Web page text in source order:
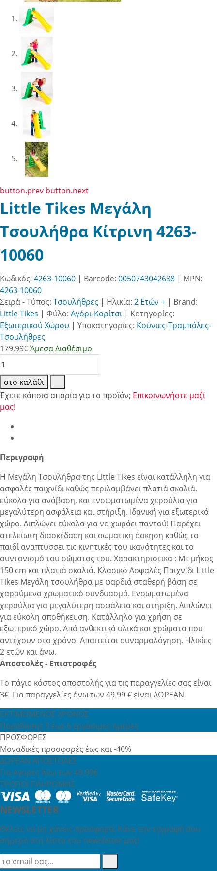
button.prev button.next
Little Tikes Μεγάλη
Τσουλήθρα Κίτρινη 4263-
10060
Κωδικός: 4263-10060 | Barcode: 0050743042638 | MPN:
4263-10060
Σειρά - Τύπος: Τσουλήθρες | Ηλικία: 2 Ετών + | Brand:
Little Tikes | Φύλο: Αγόρι-Κορίτσι| Κατηγορίες:
Εξωτερικού Χώρου | Υποκατηγορίες: Κούνιες-Τραμπάλες-
Τσουλήθρες
179,99€Άμεσα Διαθέσιμο
στο καλάθι
Έχετε κάποια απορία για το προϊόν; Επικοινωνήστε μαζί
μας!
Περιγραφή
Η Μεγάλη Τσουλήθρα της Little Tikes είναι κατάλληλη για
ασφαλές παιχνίδι καθώς περιλαμβάνει πλατιά σκαλιά,
εύκολα για ανάβαση, και ενσωματωμένα χερούλια για
μεγαλύτερη ασφάλεια και στήριξη. Ιδανική για εξωτερικό
χώρο. Διπλώνει εύκολα για να χωράει παντού! Παρέχει
ατελείωτη διασκέδαση και σωματική άσκηση καθώς το
παιδί αναπτύσσει τις κινητικές του ικανότητες και το
συντονισμό του σώματος του. Χαρακτηριστικά : Με μήκος
150 cm και πλατιά σκαλιά. Κλασικό Ασφαλές Παιχνίδι Little
Tikes Μεγάλη τσουλήθρα με φαρδιά σταθερή βάση σε
χαρούμενο χρωματικό συνδυασμό. Ενσωματωμένα
χερούλια για μεγαλύτερη ασφάλεια και στήριξη. Διπλώνει
για εύκολη αποθήκευση. Κατάλληλο για χρήση σε
εξωτερικό χώρο. Από ανθεκτικά υλικά και χρώματα που
αντέχουν στο χρόνο. Απαιτείται συναρμολόγηση. Ηλικίες
2 ετών και άνω.
Αποστολές - Επιστροφές
Το πάγιο κόστος αποστολής για τις παραγγελίες σας είναι
3€. Για παραγγελίες άνω των 49.99 € είναι ΔΩΡΕΑΝ.
ΕΚΤΙΜΩΜΕΝΟΣ ΧΡΟΝΟΣ
Παράδοσης 3 έως 6 εργάσιμες ημέρες
ΠΡΟΣΦΟΡΕΣ
Μοναδικές προσφορές έως και -40%
ΔΩΡΕΑΝ ΑΠΟΣΤΟΛΕΣ
Για Αγορές Άνω των 49,99€
ΤΡΟΠΟΙ ΠΛΗΡΩΜΗΣ
NEWSLETTER
Θέλεις να μη χάνεις προσφορά; Κάνε την εγγραφή σου
σήμερα στη λίστα του newsletter μας!